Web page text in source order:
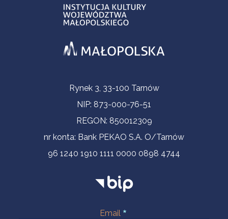
Informacje kontaktoweRynek 3, 33-100 Tarnów
NIP: 873-000-76-51
REGON: 850012309
nr konta: Bank PEKAO S.A. O/Tarnów
96 1240 1910 1111 0000 0898 4744
Email